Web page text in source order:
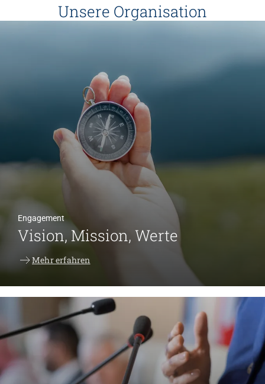
Unsere Organisation
Engagement
Vision, Mission, Werte
Mehr erfahren